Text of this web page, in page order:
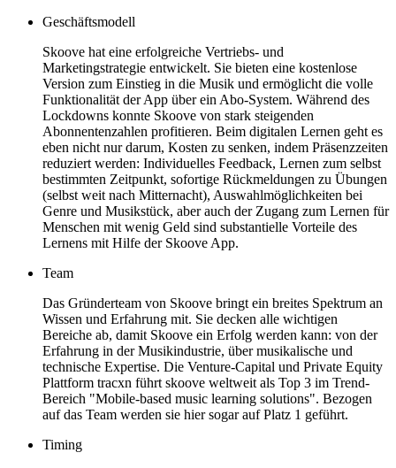
Geschäftsmodell
Skoove hat eine erfolgreiche Vertriebs- und
Marketingstrategie entwickelt. Sie bieten eine kostenlose
Version zum Einstieg in die Musik und ermöglicht die volle
Funktionalität der App über ein Abo-System. Während des
Lockdowns konnte Skoove von stark steigenden
Abonnentenzahlen profitieren. Beim digitalen Lernen geht es
eben nicht nur darum, Kosten zu senken, indem Präsenzzeiten
reduziert werden: Individuelles Feedback, Lernen zum selbst
bestimmten Zeitpunkt, sofortige Rückmeldungen zu Übungen
(selbst weit nach Mitternacht), Auswahlmöglichkeiten bei
Genre und Musikstück, aber auch der Zugang zum Lernen für
Menschen mit wenig Geld sind substantielle Vorteile des
Lernens mit Hilfe der Skoove App.
Team
Das Gründerteam von Skoove bringt ein breites Spektrum an
Wissen und Erfahrung mit. Sie decken alle wichtigen
Bereiche ab, damit Skoove ein Erfolg werden kann: von der
Erfahrung in der Musikindustrie, über musikalische und
technische Expertise. Die Venture-Capital und Private Equity
Plattform tracxn führt skoove weltweit als Top 3 im Trend-
Bereich "Mobile-based music learning solutions". Bezogen
auf das Team werden sie hier sogar auf Platz 1 geführt.
Timing